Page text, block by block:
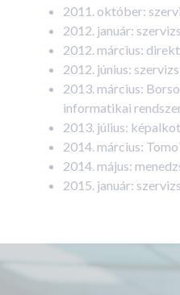
2011. október:
2012. január:
2012. március:
2012. június:
2013. március:
informatikai
2013. július:
2014. március:
2014. május:
2015. január: